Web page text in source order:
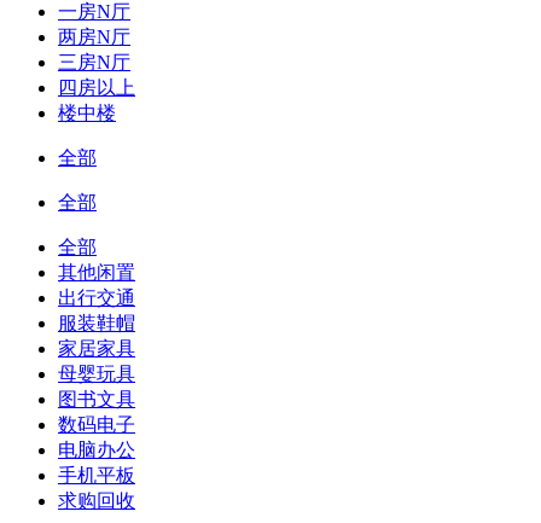
一房N厅
两房N厅
三房N厅
四房以上
楼中楼
全部
全部
全部
其他闲置
出行交通
服装鞋帽
家居家具
母婴玩具
图书文具
数码电子
电脑办公
手机平板
求购回收